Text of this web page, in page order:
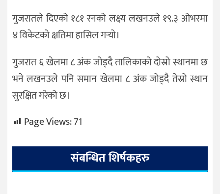
गुजरातले दिएको १८१ रनको लक्ष्य लखनउले १९.३ ओभरमा
४ विकेटको क्षतिमा हासिल गर्‍यो।
गुजरात ६ खेलमा ८ अंक जोड्दै तालिकाको दोस्रो स्थानमा छ
भने लखनउले पनि समान खेलमा ८ अंक जोड्दै तेस्रो स्थान
सुरक्षित गरेको छ।
Page Views:71
संबन्धित शिर्षकहरु